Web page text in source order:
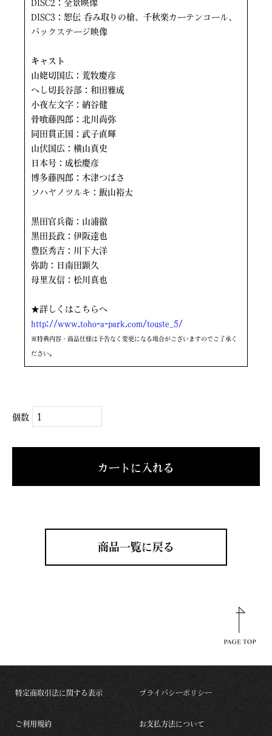
DISC2：全景映像
DISC3：恕伝 呑み取りの槍、千秋楽カーテンコール、
バックステージ映像
キャスト
山姥切国広：荒牧慶彦
へし切長谷部：和田雅成
小夜左文字：納谷健
骨喰藤四郎：北川尚弥
同田貫正国：武子直輝
山伏国広：横山真史
日本号：成松慶彦
博多藤四郎：木津つばさ
ソハヤノツルキ：飯山裕太
黒田官兵衛：山浦徹
黒田長政：伊阪達也
豊臣秀吉：川下大洋
弥助：日南田顕久
母里友信：松川真也
★詳しくはこちらへ
http://www.toho-a-park.com/touste_5/
※特典内容・商品仕様は予告なく変更になる場合がございますのでご了承く
ださい。
個数
カートに入れる
商品一覧に戻る
特定商取引法に関する表示 プライバシーポリシー
ご利用規約 お支払方法について